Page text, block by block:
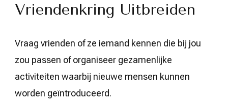
Vriendenkring Uitbreiden
Vraag vrienden of ze iemand kennen die bij jou
zou passen of organiseer gezamenlijke
activiteiten waarbij nieuwe mensen kunnen
worden geïntroduceerd.